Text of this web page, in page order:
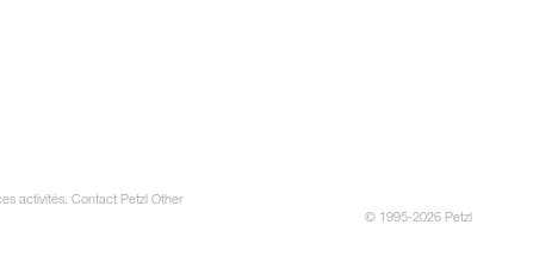
activités. Contact Petzl Other
© 1995-2026 Petzl